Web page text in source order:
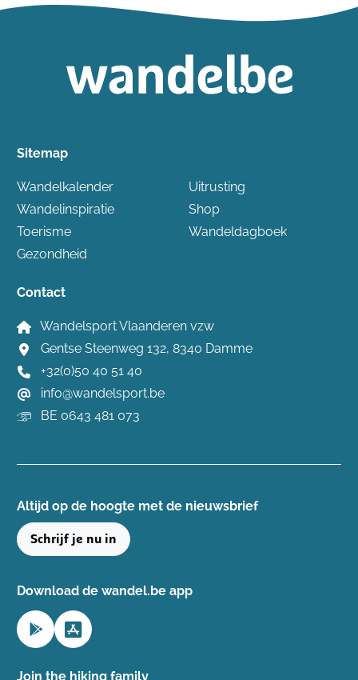
Sitemap
Wandelkalender
Wandelinspiratie
Toerisme
Gezondheid
Uitrusting
Shop
Wandeldagboek
Contact
Wandelsport Vlaanderen vzw
Gentse Steenweg 132, 8340 Damme
+32(0)50 40 51 40
info@wandelsport.be
BE 0643 481 073
Altijd op de hoogte ​met de nieuwsbrief
Schrijf je nu in
Download de wandel.be app
Join the hiking family